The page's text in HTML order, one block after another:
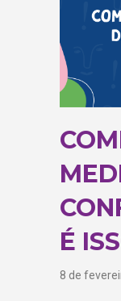
É
8 de